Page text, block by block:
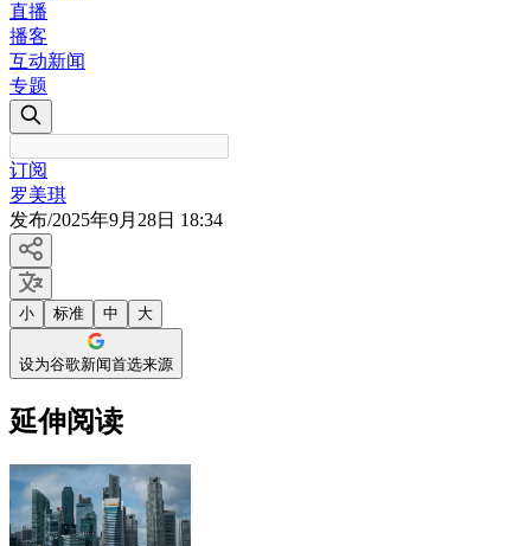
直播
播客
互动新闻
专题
订阅
罗美琪
发布/2025年9月28日 18:34
小 标准 中 大
设为谷歌新闻首选来源
延伸阅读